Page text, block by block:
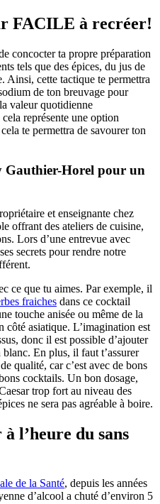
FACILE à recréer!
concocter ta propre préparation
tels que des épices, du jus de
Ainsi, cette tactique te permettra
de ton breuvage pour
valeur quotidienne
représente une option
te permettra de savourer ton
Gauthier-Horel pour un
et enseignante chez
offrant des ateliers de cuisine,
Lors d’une entrevue avec
secrets pour rendre notre
ce que tu aimes. Par exemple, il
fraiches dans ce cocktail
touche anisée ou même de la
côté asiatique. L’imagination est
donc il est possible d’ajouter
En plus, il faut t’assurer
qualité, car c’est avec de bons
cocktails. Un bon dosage,
trop fort au niveau des
ne sera pas agréable à boire.
l’heure du sans
de la Santé, depuis les années
d’alcool a chuté d’environ 5